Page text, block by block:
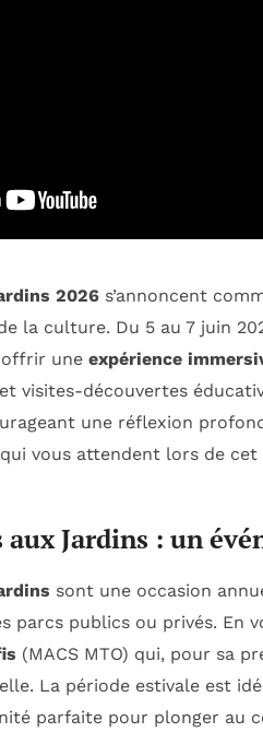
2026 s’annoncent
la culture. Du 5 au 7 juin
une expérience
visites-découvertes
une réflexion
vous attendent lors de cet
aux Jardins : un
sont une occasion
parcs publics ou privés.
(MACS MTO) qui, pour sa
La période estivale est
parfaite pour plonger